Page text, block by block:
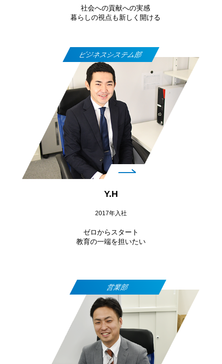
社会への貢献への実感
暮らしの視点も新しく開ける
Y.H
2017年入社
ゼロからスタート
教育の一端を担いたい
ビジネスシステム部
営業部